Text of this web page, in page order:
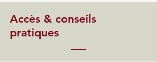
Accès & conseils
pratiques